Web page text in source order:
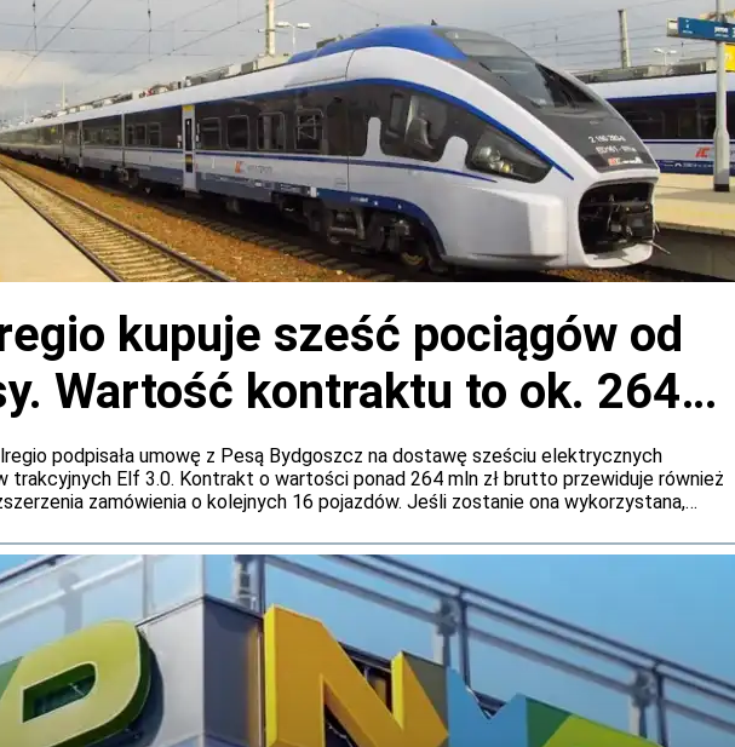
kupuje sześć pociągów od
Wartość kontraktu to ok. 264
podpisała umowę z Pesą Bydgoszcz na dostawę sześciu elektrycznych
trakcyjnych Elf 3.0. Kontrakt o wartości ponad 264 mln zł brutto przewiduje również
zamówienia o kolejnych 16 pojazdów. Jeśli zostanie ona wykorzystana,